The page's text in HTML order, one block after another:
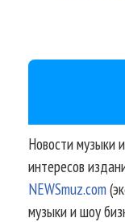
Новости музыки
интересов
NEWSmuz.com
музыки и шоу